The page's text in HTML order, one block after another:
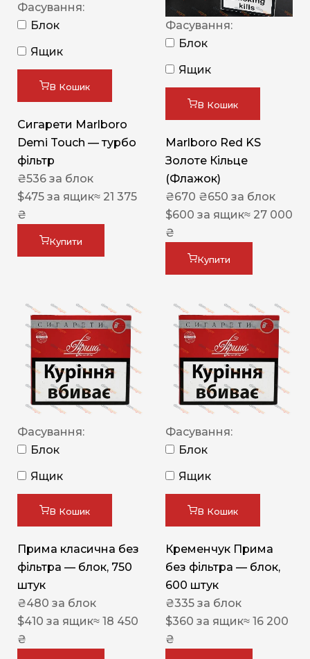
Фасування:
Блок
Ящик
В Кошик
Сигарети Marlboro
Demi Touch — турбо
фільтр
₴536 за блок
$475 за ящик≈ 21 375
₴
Купити
Фасування:
Блок
Ящик
В Кошик
Marlboro Red KS
Золоте Кільце
(Флажок)
₴670 ₴650 за блок
$600 за ящик≈ 27 000
₴
Купити
Фасування:
Блок
Ящик
В Кошик
Прима класична без
фільтра — блок, 750
штук
₴480 за блок
$410 за ящик≈ 18 450
₴
Фасування:
Блок
Ящик
В Кошик
Кременчук Прима
без фільтра — блок,
600 штук
₴335 за блок
$360 за ящик≈ 16 200
₴